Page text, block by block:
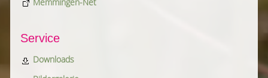
Memmingen-Net
Service
Downloads